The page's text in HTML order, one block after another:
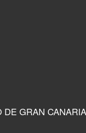
DE GRAN CANARIA